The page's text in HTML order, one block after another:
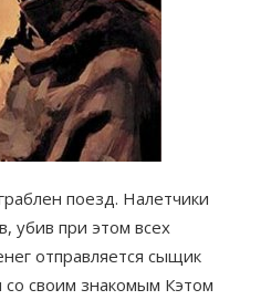
поезд. Налетчики
убив при этом всех
отправляется сыщик
со своим знакомым Кэтом